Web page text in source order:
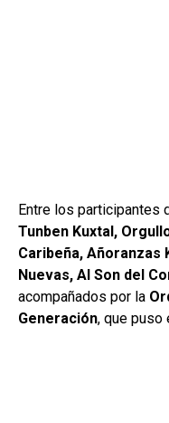
Entre los participantes
Tunben Kuxtal,
Caribeña, Añoranzas
Nuevas, Al Son del
acompañados por la
Generación, que puso